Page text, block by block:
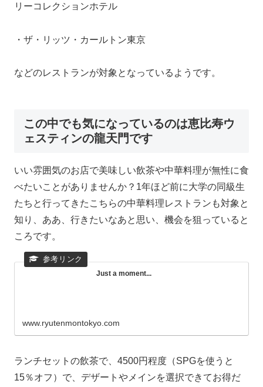
リーコレクションホテル
・ザ・リッツ・カールトン東京
などのレストランが対象となっているようです。
この中でも気になっているのは恵比寿ウ
ェスティンの龍天門です
いい雰囲気のお店で美味しい飲茶や中華料理が無性に食
べたいことがありませんか？1年ほど前に大学の同級生
たちと行ってきたこちらの中華料理レストランも対象と
知り、ああ、行きたいなあと思い、機会を狙っていると
ころです。
Just a moment...
www.ryutenmontokyo.com
ランチセットの飲茶で、4500円程度（SPGを使うと
15％オフ）で、デザートやメインを選択できてお得だ